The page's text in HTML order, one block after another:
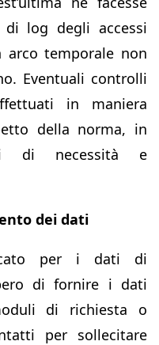
log degli accessi
arco temporale non
Eventuali controlli
in maniera
della norma, in
di necessità e
dei dati
per i dati di
di fornire i dati
di richiesta o
per sollecitare